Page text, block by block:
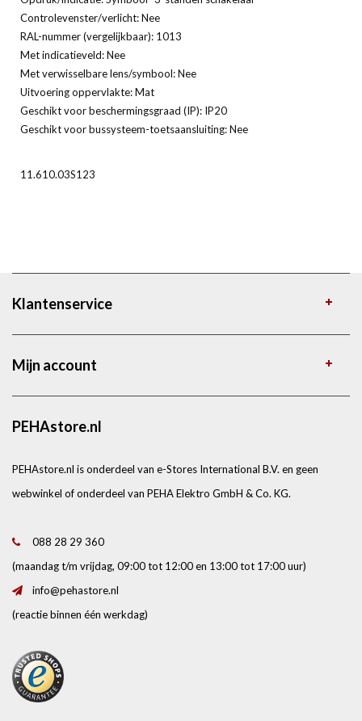
Controlevenster/verlicht: Nee
RAL-nummer (vergelijkbaar): 1013
Met indicatieveld: Nee
Met verwisselbare lens/symbool: Nee
Uitvoering oppervlakte: Mat
Geschikt voor beschermingsgraad (IP): IP20
Geschikt voor bussysteem-toetsaansluiting: Nee
11.610.03S123
Klantenservice
Mijn account
PEHAstore.nl
PEHAstore.nl is onderdeel van e-Stores International B.V. en geen
webwinkel of onderdeel van PEHA Elektro GmbH & Co. KG.
088 28 29 360
(maandag t/m vrijdag, 09:00 tot 12:00 en 13:00 tot 17:00 uur)
info@pehastore.nl
(reactie binnen één werkdag)